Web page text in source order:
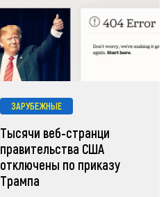
ЗАРУБЕЖНЫЕ
Тысячи веб-странци
правительства США
отключены по приказу
Трампа